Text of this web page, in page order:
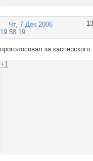
13
Чт, 7 Дек 2006
19:58:19
проголосовал за касперского
+1